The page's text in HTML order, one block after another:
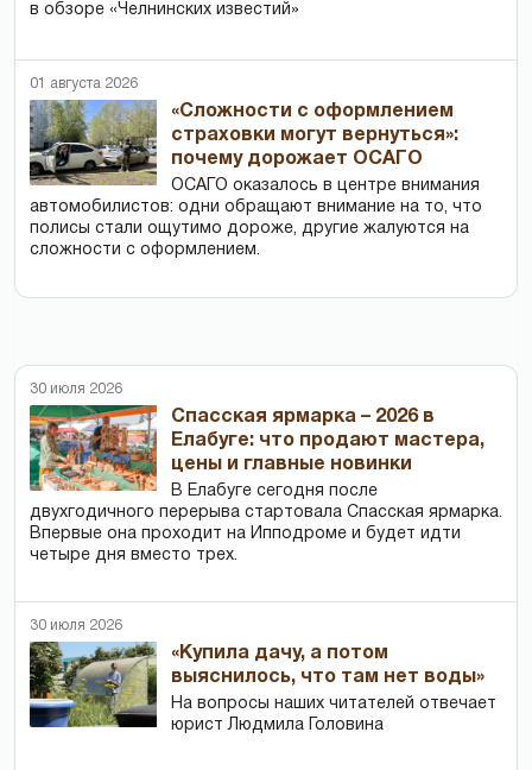
в обзоре «Челнинских известий»
01 августа 2026
«Сложности с оформлением
страховки могут вернуться»:
почему дорожает ОСАГО
ОСАГО оказалось в центре внимания
автомобилистов: одни обращают внимание на то, что
полисы стали ощутимо дороже, другие жалуются на
сложности с оформлением.
30 июля 2026
Спасская ярмарка – 2026 в
Елабуге: что продают мастера,
цены и главные новинки
В Елабуге сегодня после
двухгодичного перерыва стартовала Спасская ярмарка.
Впервые она проходит на Ипподроме и будет идти
четыре дня вместо трех.
30 июля 2026
«Купила дачу, а потом
выяснилось, что там нет воды»
На вопросы наших читателей отвечает
юрист Людмила Головина